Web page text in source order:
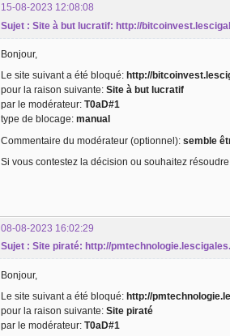
15-08-2023 12:08:08
Sujet : Site à but lucratif: http://
Bonjour,
Le site suivant a été bloqué: http://
pour la raison suivante: Site à but lucratif
par le modérateur: T0aD#1
type de blocage: manual
Commentaire du modérateur (optionnel): semble
Si vous contestez la décision ou souhaitez
08-08-2023 16:02:29
Sujet : Site piraté: http://
Bonjour,
Le site suivant a été bloqué: http://
pour la raison suivante: Site piraté
par le modérateur: T0aD#1